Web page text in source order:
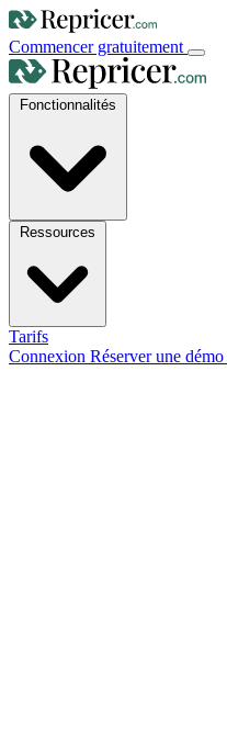
Commencer gratuitement
Tarifs
Connexion Réserver une démo